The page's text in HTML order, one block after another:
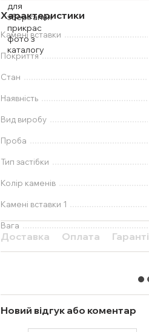
Характеристики
Камені вставки
Покриття
Стан
Наявність
Вид виробу
Проба
Тип застібки
Колір каменів
Камені вставки 1
Вага
Доставка Оплата
Новий відгук або коментар